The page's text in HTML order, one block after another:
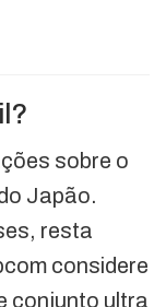
sobre o
Japão.
resta
considere
conjunto ultra